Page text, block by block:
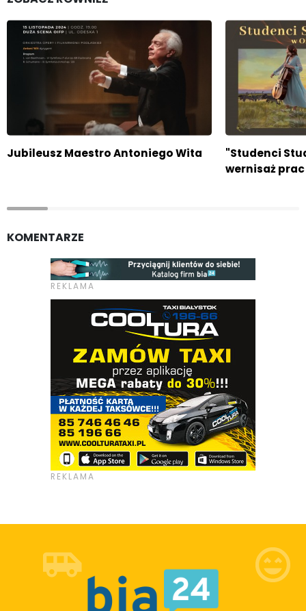
Jubileusz Maestro Antoniego Wita
"Studenci
wernisaż
KOMENTARZE